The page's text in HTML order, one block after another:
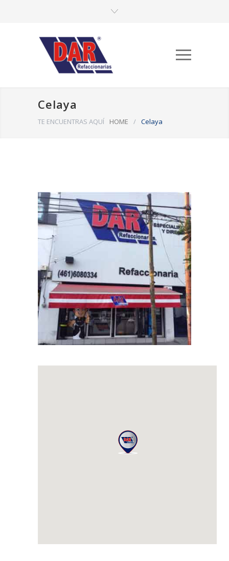
Celaya
TE ENCUENTRAS AQUÍ HOME / Celaya